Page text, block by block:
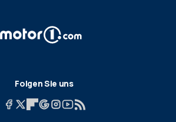
Folgen Sie uns